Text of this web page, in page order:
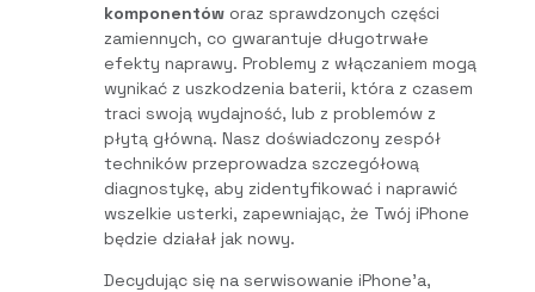
komponentów oraz sprawdzonych części
zamiennych, co gwarantuje długotrwałe
efekty naprawy. Problemy z włączaniem mogą
wynikać z uszkodzenia baterii, która z czasem
traci swoją wydajność, lub z problemów z
płytą główną. Nasz doświadczony zespół
techników przeprowadza szczegółową
diagnostykę, aby zidentyfikować i naprawić
wszelkie usterki, zapewniając, że Twój iPhone
będzie działał jak nowy.
Decydując się na serwisowanie iPhone’a,